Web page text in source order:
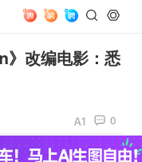
改编电影：悉
0